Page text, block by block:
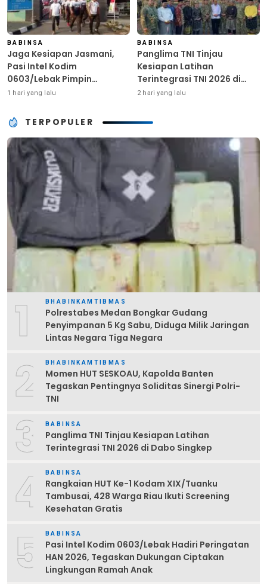
BABINSA
Jaga Kesiapan Jasmani,
Pasi Intel Kodim
0603/Lebak Pimpin
Pembinaan Fisik Rutin
1 hari yang lalu
BABINSA
Panglima TNI Tinjau
Kesiapan Latihan
Terintegrasi TNI 2026 di
Dabo Singkep
2 hari yang lalu
TERPOPULER
1 BHABINKAMTIBMAS
Polrestabes Medan Bongkar Gudang
Penyimpanan 5 Kg Sabu, Diduga Milik Jaringan
Lintas Negara Tiga Negara
2 BHABINKAMTIBMAS
Momen HUT SESKOAU, Kapolda Banten
Tegaskan Pentingnya Soliditas Sinergi Polri-
TNI
3 BABINSA
Panglima TNI Tinjau Kesiapan Latihan
Terintegrasi TNI 2026 di Dabo Singkep
4 BABINSA
Rangkaian HUT Ke-1 Kodam XIX/Tuanku
Tambusai, 428 Warga Riau Ikuti Screening
Kesehatan Gratis
5 BABINSA
Pasi Intel Kodim 0603/Lebak Hadiri Peringatan
HAN 2026, Tegaskan Dukungan Ciptakan
Lingkungan Ramah Anak